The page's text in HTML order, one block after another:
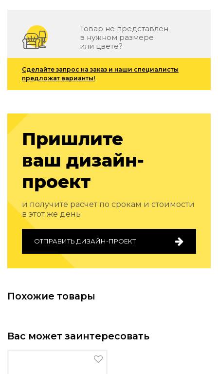
Подбор, производство и комплектация по вашему
Все категории товаров
Товар не представлен
в нужном размере
или цвете?
Сделайте запрос на заказ и наши специалисты
предложат варианты!
Пришлите
ваш дизайн-
проект
и получите расчет по срокам и стоимости
в этот же день
ОТПРАВИТЬ ДИЗАЙН-ПРОЕКТ
Похожие товары
Вас может заинтересовать